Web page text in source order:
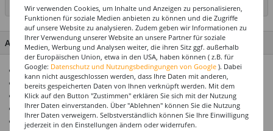
SEITE DRUCKEN
ARTIKEL MERKMALE & DETAILS
Für die perfekte Motto- & Themenparty
Alle Artikel abgestimmt im Design
Premium-Qualität
Top-Preis-Leistungsverhältnis
Prämiertes US-Design
Wir verwenden Cookies, um Inhalte und Anzeigen zu personalisieren,
Funktionen für soziale Medien anbieten zu können und die Zugriffe
auf unsere Website zu analysieren. Zudem geben wir Informationen zu
Ihrer Verwendung unserer Website an unsere Partner für soziale
Medien, Werbung und Analysen weiter, die ihren Sitz ggf. außerhalb
der Europäischen Union, etwa in den USA, haben können ( z.B. für
Google: Datenschutz und Nutzungsbedingungen von Google ). Dabei
kann nicht ausgeschlossen werden, dass Ihre Daten mit anderen,
bereits gespeicherten Daten von Ihnen verknüpft werden. Mit dem
Klick auf den Button "Zustimmen" erklären Sie sich mit der Nutzung
Ihrer Daten einverstanden. Über "Ablehnen" können Sie die Nutzung
Ihrer Daten verweigern. Selbstverständlich können Sie Ihre Einwilligung
jederzeit in den Einstellungen ändern oder widerrufen.